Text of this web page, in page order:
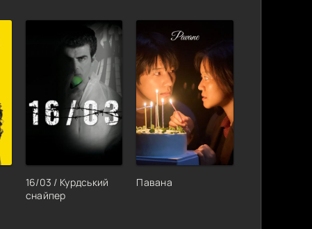
16/03 / Курдський
снайпер
Павана